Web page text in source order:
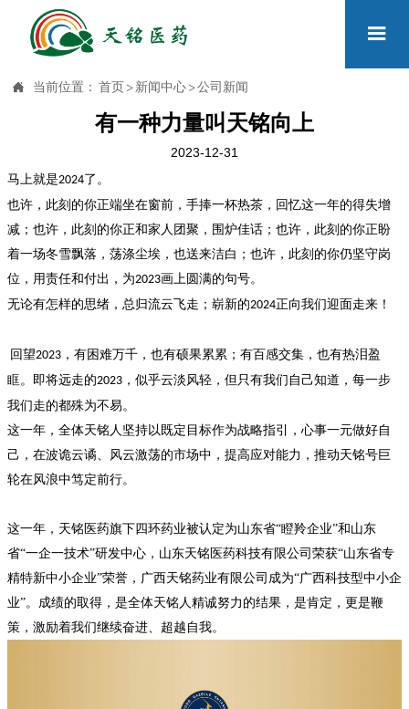

 当前位置： 首页 > 新闻中心 >公司新闻
有一种力量叫天铭向上
2023-12-31
马上就是2024了。
也许，此刻的你正端坐在窗前，手捧一杯热茶，回忆这一年的得失增
减；也许，此刻的你正和家人团聚，围炉佳话；也许，此刻的你正盼
着一场冬雪飘落，荡涤尘埃，也送来洁白；也许，此刻的你仍坚守岗
位，用责任和付出，为2023画上圆满的句号。
无论有怎样的思绪，总归流云飞走；崭新的2024正向我们迎面走来！
回望2023 ，有困难万千，也有硕果累累；有百感交集，也有热泪盈
眶。即将远走的2023 ，似乎云淡风轻，但只有我们自己知道，每一步
我们走的都殊为不易。
这一年，全体天铭人坚持以既定目标作为战略指引，心事一元做好自
己，在波诡云谲、风云激荡的市场中，提高应对能力，推动天铭号巨
轮在风浪中笃定前行。
这一年，天铭医药旗下四环药业被认定为山东省“瞪羚企业”和山东
省“一企一技术”研发中心，山东天铭医药科技有限公司荣获“山东省专
精特新中小企业”荣誉，广西天铭药业有限公司成为“广西科技型中小企
业”。成绩的取得，是全体天铭人精诚努力的结果，是肯定，更是鞭
策，激励着我们继续奋进、超越自我。